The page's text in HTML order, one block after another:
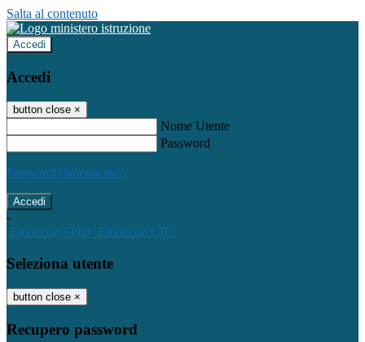
Salta al contenuto
Accedi
Accedi
button close ×
Nome Utente
Password
Password dimenticata?
-
Entra con SPID Entra con CIE
Seleziona utente
button close ×
Recupero password